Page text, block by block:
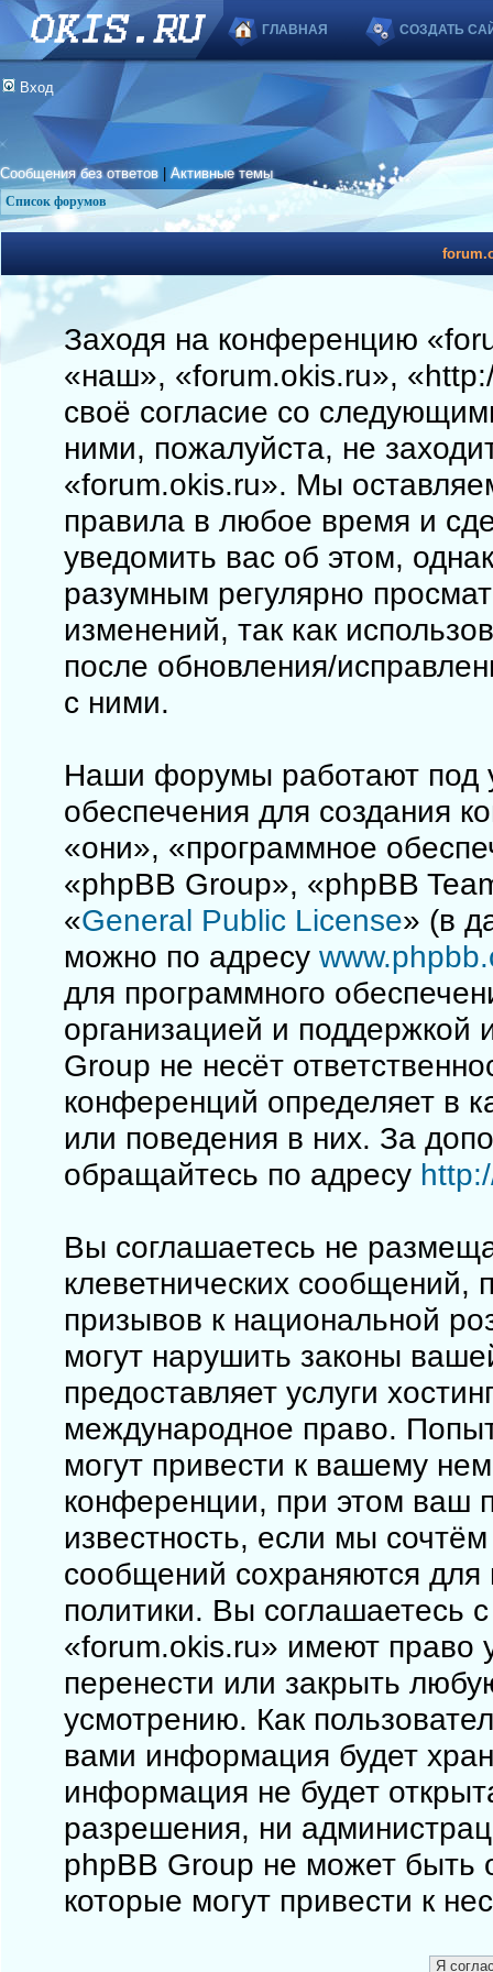
ГЛАВНАЯ СОЗДАТЬ
Вход
Сообщения без ответов |Активные темы
Список форумов
Заходя на конференцию
«наш», «forum.okis.ru»,
своё согласие со
ними, пожалуйста, не
«forum.okis.ru». Мы
правила в любое время и
уведомить вас об этом,
разумным регулярно
изменений, так как
после обновления/
с ними.
Наши форумы работают под
обеспечения для создания
«они», «программное
«phpBB Group», «phpBB
«General Public License» (в
можно по адресу
для программного
организацией и поддержкой
Group не несёт
конференций определяет в
или поведения в них. За
обращайтесь по адресу
Вы соглашаетесь не
клеветнических сообщений,
призывов к национальной
могут нарушить законы
предоставляет услуги
международное право.
могут привести к вашему
конференции, при этом ваш
известность, если мы
сообщений сохраняются для
политики. Вы соглашаетесь
«forum.okis.ru» имеют право
перенести или закрыть
усмотрению. Как
вами информация будет
информация не будет
разрешения, ни
phpBB Group не может быть
которые могут привести к